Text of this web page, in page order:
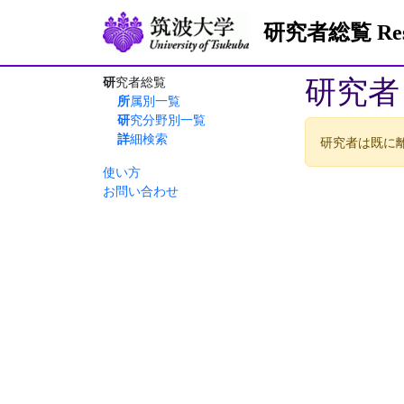
研究者総覧
研究者総覧
所属別一覧
研究分野別一覧
詳細検索
使い方
お問い合わせ
研究者
研究者は既に